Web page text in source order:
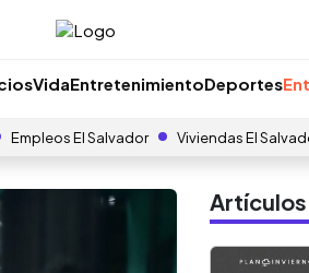
VidaEntretenimientoDeportes
Empleos El Salvador Viviendas El